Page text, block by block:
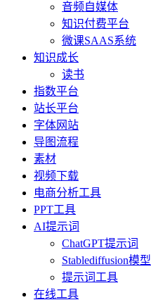
音频自媒体
知识付费平台
微课SAAS系统
知识成长
读书
指数平台
站长平台
字体网站
导图流程
素材
视频下载
电商分析工具
PPT工具
AI提示词
ChatGPT提示词
Stablediffusion模型
提示词工具
在线工具